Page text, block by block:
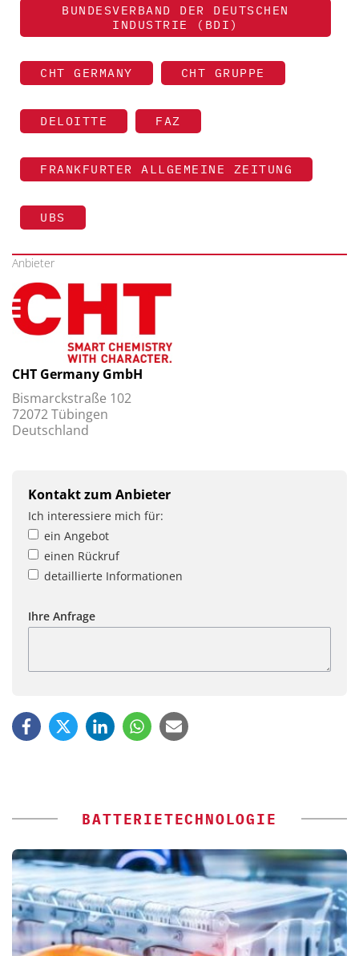
BUNDESVERBAND DER DEUTSCHEN
INDUSTRIE (BDI)
CHT GERMANY CHT GRUPPE
DELOITTE FAZ
FRANKFURTER ALLGEMEINE ZEITUNG
UBS
Anbieter
CHT Germany GmbH
Bismarckstraße 102
72072 Tübingen
Deutschland
Kontakt zum Anbieter
Ich interessiere mich für:
ein Angebot
einen Rückruf
detaillierte Informationen
Ihre Anfrage
BATTERIETECHNOLOGIE